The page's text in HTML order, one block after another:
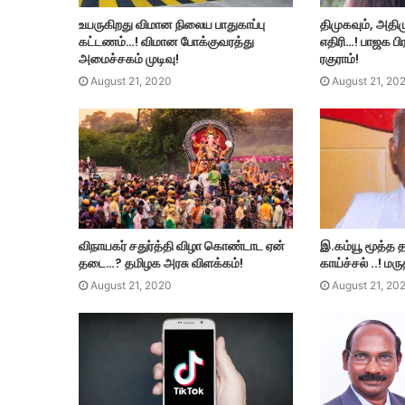
உயருகிறது விமான நிலைய பாதுகாப்பு
கட்டணம்…! விமான போக்குவரத்து
அமைச்சகம் முடிவு!
August 21, 2020
திமுகவும்,
எதிரி…! பாஜக
ரகுராம்!
August 21,
விநாயகர் சதுர்த்தி விழா கொண்டாட ஏன்
தடை…? தமிழக அரசு விளக்கம்!
August 21, 2020
இ.கம்யூ மூத்த
காய்ச்சல் ..!
August 21,